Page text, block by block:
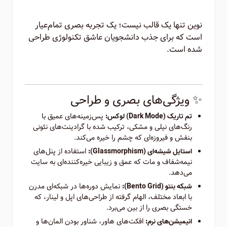
نوین تنها یک قالب نیست؛ یک تجربه بصری تمام‌عیار
است که برای جذب دانشجویان عاشق تکنولوژی طراحی
شده است.
✨ ویژگی‌های بصری و طراحی
تم تاریک (Dark Mode) لوکس:
پس‌زمینه‌های عمیق با
رنگ‌های نیلی و مشکی، ترکیب شده با گرادینت‌های نئونی
بنفش و فیروزه‌ای که چشم را خیره می‌کند.
استایل شیشه‌ای (Glassmorphism):
استفاده از پنل‌های
نیمه‌شفاف و مات که عمق و زیبایی خیره‌کننده‌ای به سایت
می‌دهد.
شبکه بنتو (Bento Grid):
نمایش دوره‌ها در شبکه‌ای مدرن
با ابعاد مختلف، الهام گرفته از طراحی‌های اپل و لینار، که
خستگی بصری را از بین می‌برد.
انیمیشن‌های نرم: افکت‌های هاور، شناور بودن المان‌ها و